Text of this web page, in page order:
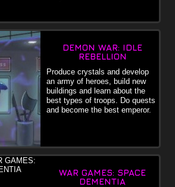
DEMON WAR: IDLE
REBELLION
Produce crystals and develop
an army of heroes, build new
buildings and learn about the
best types of troops. Do quests
and become the best emperor.
WAR GAMES: SPACE
DEMENTIA